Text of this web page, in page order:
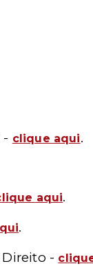
- clique aqui.
aqui.
.
-